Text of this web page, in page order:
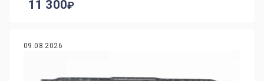
11 300
09.08.2026